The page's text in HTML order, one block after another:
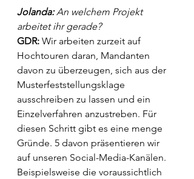
Jolanda: An welchem Projekt
arbeitet ihr gerade?
GDR: Wir arbeiten zurzeit auf
Hochtouren daran, Mandanten
davon zu überzeugen, sich aus der
Musterfeststellungsklage
ausschreiben zu lassen und ein
Einzelverfahren anzustreben. Für
diesen Schritt gibt es eine menge
Gründe. 5 davon präsentieren wir
auf unseren Social-Media-Kanälen.
Beispielsweise die voraussichtlich